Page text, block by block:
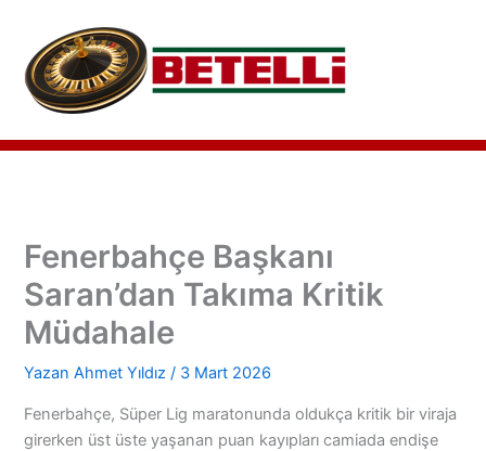
Fenerbahçe Başkanı
Saran’dan Takıma Kritik
Müdahale
Yazan Ahmet Yıldız/ 3 Mart 2026
Fenerbahçe, Süper Lig maratonunda oldukça kritik bir viraja
girerken üst üste yaşanan puan kayıpları camiada endişe